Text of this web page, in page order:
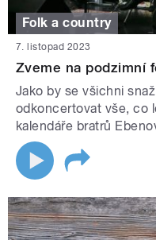
Folk a country
7. listopad 2023
Zveme na podzimní
Jako by se všichni
odkoncertovat vše, co
kalendáře bratrů